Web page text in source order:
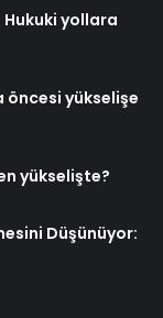
Hukuki yollara
öncesi yükselişe
yükselişte?
Düşünüyor: